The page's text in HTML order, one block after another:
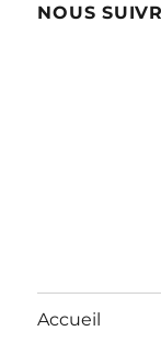
NOUS
Accueil